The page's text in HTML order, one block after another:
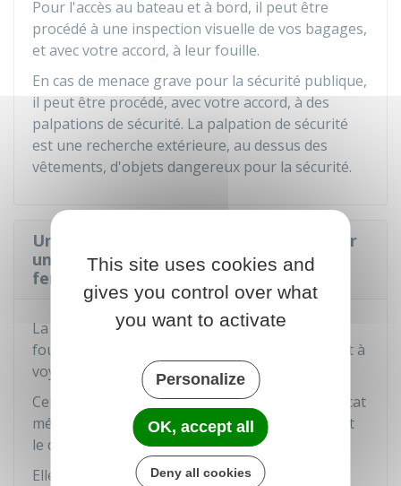
Pour l'accès au bateau et à bord, il peut être
procédé à une inspection visuelle de vos bagages,
et avec votre accord, à leur fouille.
En cas de menace grave pour la sécurité publique,
il peut être procédé, avec votre accord, à des
palpations de sécurité. La palpation de sécurité
est une recherche extérieure, au dessus des
vêtements, d'objets dangereux pour la sécurité.
Une femme enceinte doit-elle présenter
un document médical pour prendre le
ferry ?
La compagnie choisie peut exiger que vous
fournissiez un certificat médical vous autorisant à
voyager.
Certaines compagnies demandent que le certificat
médical soit daté de48 heures maximum
avant
le départ.
Elles peuvent également demander qu'une
This site uses cookies and
gives you control over what
you want to activate
Personalize
OK, accept all
Deny all cookies